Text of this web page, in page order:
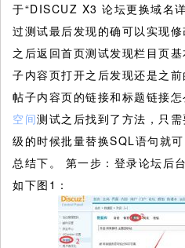
于“DISCUZ X3 论坛更换域名
过测试最后发现的确可以实现
之后返回首页测试发现栏目页
子内容页打开之后发现还是之
帖子内容页的链接和标题链接
空间测试之后找到了方法，只
级的时候批量替换SQL语句就
总结下。
第一步：登录论坛后
如下图1：